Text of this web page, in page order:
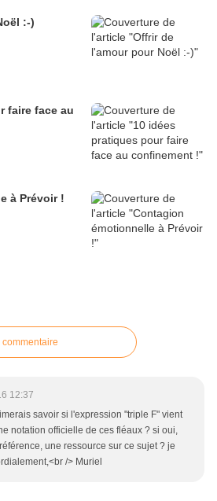
:-)
faire face au
à Prévoir !
12:37
savoir si l'expression "triple F" vient
notation officielle de ces fléaux ? si oui,
une ressource sur ce sujet ? je
/> Muriel